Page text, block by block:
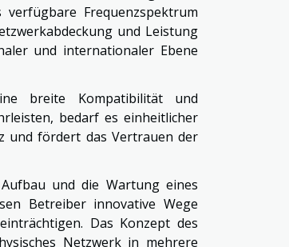
Frequenzspektrum
und Leistung
und internationaler Ebene
breite Kompatibilität und
bedarf es einheitlicher
und fördert das Vertrauen der
und die Wartung eines
Betreiber innovative Wege
Das Konzept des
Netzwerk in mehrere